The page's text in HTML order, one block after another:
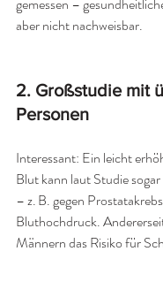
aber nicht nachweisbar.
2. Großstudie mit
Personen
Interessant: Ein leicht
Blut kann laut Studie sogar
– z. B. gegen
Bluthochdruck.
Männern das Risiko für